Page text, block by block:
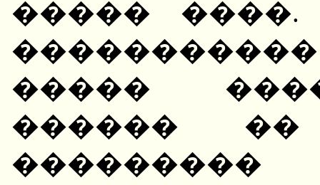
�����
�����
������